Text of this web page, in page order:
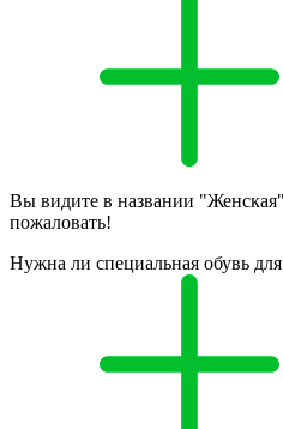
Вы видите в названии
пожаловать!
Нужна ли специальная обувь